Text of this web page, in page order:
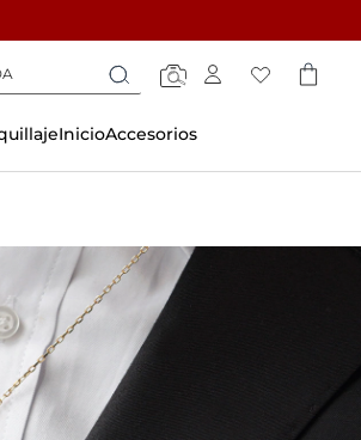
Búsqueda
Búsqueda
InicioAccesorios